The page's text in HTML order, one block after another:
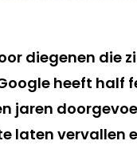
diegenen die
heeft half
jaren
laten vervallen